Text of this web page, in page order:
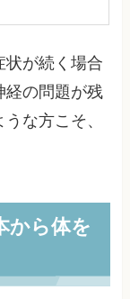
状が続く場合
経の問題が残
な方こそ、
ら体を